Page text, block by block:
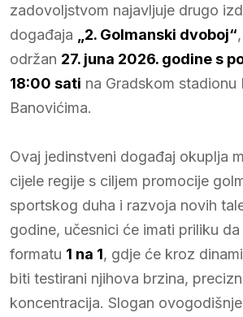
zadovoljstvom najavljuje drugo
događaja
„2. Golmanski dvoboj“
održan 27. juna 2026. godine s
18:00 sati na Gradskom stadionu
Banovićima.
Ovaj jedinstveni događaj okuplja
cijele regije s ciljem promocije
sportskog duha i razvoja novih
godine, učesnici će imati priliku
formatu 1 na 1, gdje će kroz
biti testirani njihova brzina,
koncentracija. Slogan